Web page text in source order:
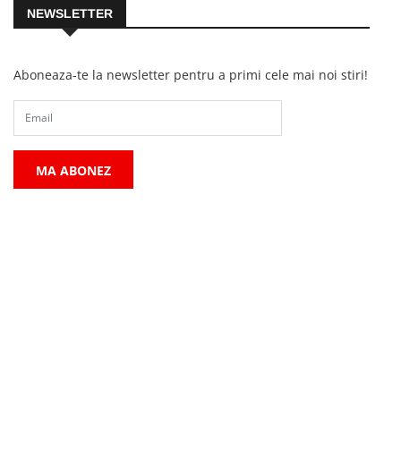
NEWSLETTER
Aboneaza-te la newsletter pentru a primi cele mai noi stiri!
MA ABONEZ